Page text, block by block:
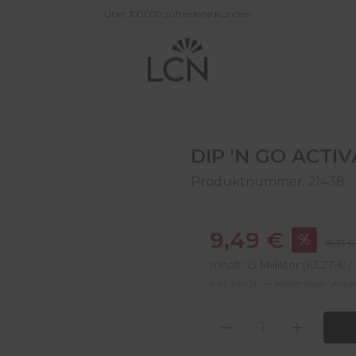
Über 100.000 zufriedene Kunden
DIP 'N GO
Produktnummer: 21438
Verkaufspreis:
9,49 € % 18,33 €
Inhalt: 15 Milliliter (63,27 € /
Produkt